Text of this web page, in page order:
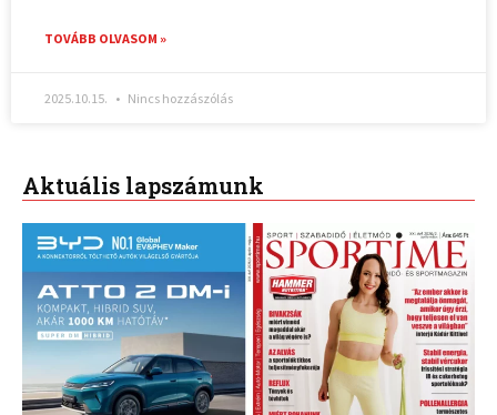
TOVÁBB OLVASOM »
2025.10.15. Nincs hozzászólás
Aktuális lapszámunk